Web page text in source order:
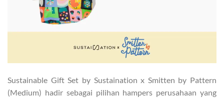
Sustainable Gift Set by Sustaination x Smitten by Pattern
(Medium) hadir sebagai pilihan hampers perusahaan yang